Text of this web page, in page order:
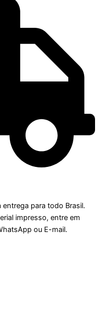
para todo Brasil.
impresso, entre em
ou E-mail.